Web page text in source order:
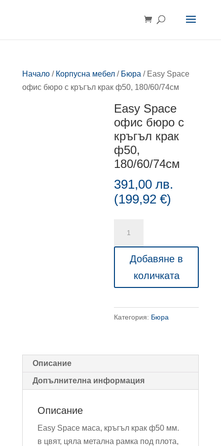
Начало/ Корпусна мебел/ Бюра / Easy Space
офис бюро с кръгъл крак ф50, 180/60/74см
Easy Space
офис бюро с
кръгъл крак
ф50,
180/60/74см
391,00лв.
(199,92€)
Space
с
кръгъл
Добавяне в
количката
Категория: Бюра
Описание
Допълнителна информация
Описание
Easy Space маса, кръгъл крак ф50 мм.
в цвят, цяла метална рамка под плота,